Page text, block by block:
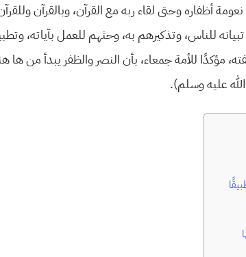
أظفاره وحتى لقاء ربه مع القرآن، وبالقرآن
للناس، وتذكيرهم به، وحثهم للعمل بآياته،
مؤكدًا للأمة جمعاء، بأن النصر والظفر يبدأ من ها
عليه وسلم).